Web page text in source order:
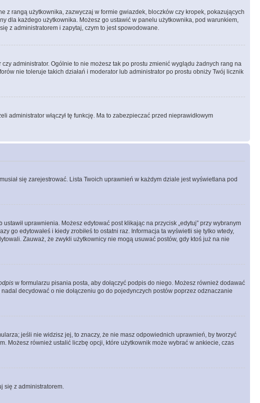
rangą użytkownika, zazwyczaj w formie gwiazdek, bloczków czy kropek, pokazujących
dla każdego użytkownika. Możesz go ustawić w panelu użytkownika, pod warunkiem,
z administratorem i zapytaj, czym to jest spowodowane.
administrator. Ogólnie to nie możesz tak po prostu zmienić wyglądu żadnych rang na
nie toleruje takich działań i moderator lub administrator po prostu obniży Twój licznik
administrator włączył tę funkcję. Ma to zabezpieczać przed nieprawidłowym
się zarejestrować. Lista Twoich uprawnień w każdym dziale jest wyświetlana pod
uprawnienia. Możesz edytować post klikając na przycisk „edytuj” przy wybranym
go edytowałeś i kiedy zrobiłeś to ostatni raz. Informacja ta wyświetli się tylko wtedy,
Zauważ, że zwykli użytkownicy nie mogą usuwać postów, gdy ktoś już na nie
w formularzu pisania posta, aby dołączyć podpis do niego. Możesz również dodawać
decydować o nie dołączeniu go do pojedynczych postów poprzez odznaczanie
jeśli nie widzisz jej, to znaczy, że nie masz odpowiednich uprawnień, by tworzyć
Możesz również ustalić liczbę opcji, które użytkownik może wybrać w ankiecie, czas
się z administratorem.